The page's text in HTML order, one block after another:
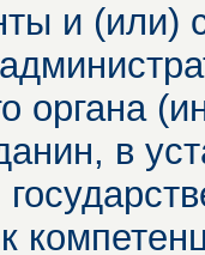
и (или)
органа
в